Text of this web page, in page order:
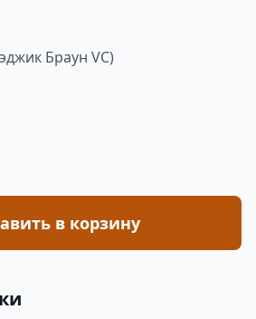
Браун VC)
в корзину